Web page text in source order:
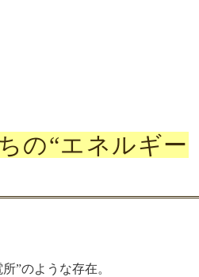
の“エネルギー
”のような存在。